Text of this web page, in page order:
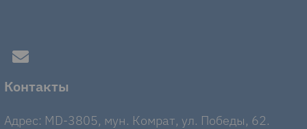
Контакты
Адрес: MD-3805, мун. Комрат, ул. Победы, 62.